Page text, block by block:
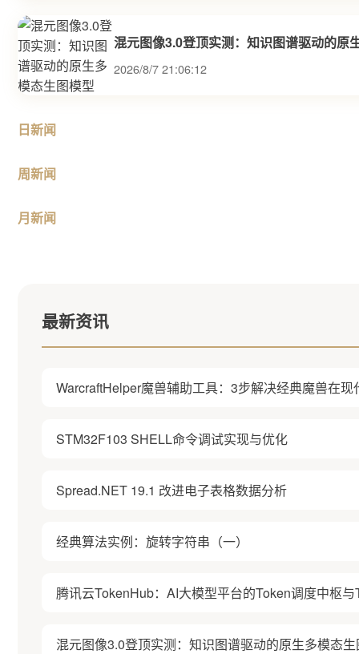
混元图像3.0登顶实测：知识图谱驱动的原
2026/8/7 21:06:12
日新闻
周新闻
月新闻
最新资讯
WarcraftHelper魔兽辅助工具：3步解决经典魔兽在
STM32F103 SHELL命令调试实现与优化
Spread.NET 19.1 改进电子表格数据分析
经典算法实例：旋转字符串（一）
腾讯云TokenHub：AI大模型平台的Token调度中枢
混元图像3.0登顶实测：知识图谱驱动的原生多模态